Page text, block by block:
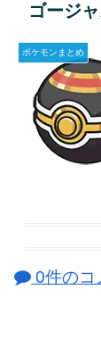
ゴージ
ポケモンまとめ
0件のコ